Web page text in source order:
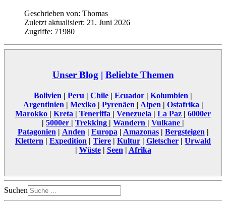
Geschrieben von: Thomas
Zuletzt aktualisiert: 21. Juni 2026
Zugriffe: 71980
Unser Blog | Beliebte Themen
Bolivien | Peru | Chile | Ecuador | Kolumbien |
Argentinien | Mexiko | Pyrenäen | Alpen | Ostafrika |
Marokko | Kreta | Teneriffa | Venezuela | La Paz | 6000er
| 5000er | Trekking | Wandern | Vulkane |
Patagonien | Anden | Europa | Amazonas| Bergsteigen |
Klettern | Expedition | Tiere | Kultur | Gletscher | Urwald
| Wüste| Seen | Afrika
Suchen